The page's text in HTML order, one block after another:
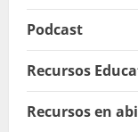
Podcast
Recursos
Recursos en